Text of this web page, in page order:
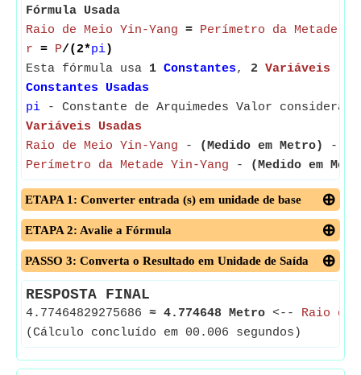
Fórmula Usada
Raio de Meio Yin-Yang = Perímetro da Metade
r = P/(2*pi)
Esta fórmula usa 1 Constantes, 2 Variáveis
Constantes Usadas
pi - Constante de Arquimedes Valor considerado
Variáveis Usadas
Raio de Meio Yin-Yang - (Medido em Metro)
-
Perímetro da Metade Yin-Yang - (Medido em
ETAPA 1: Converter entrada (s) em unidade de base
ETAPA 2: Avalie a Fórmula
PASSO 3: Converta o Resultado em Unidade de Saída
RESPOSTA FINAL
4.77464829275686 ≈ 4.774648 Metro <-- Raio de
(Cálculo concluído em 00.006 segundos)